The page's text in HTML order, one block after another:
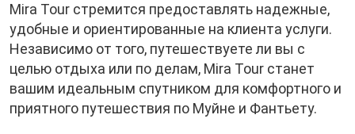
Mira Tour стремится предоставлять надежные,
удобные и ориентированные на клиента услуги.
Независимо от того, путешествуете ли вы с
целью отдыха или по делам, Mira Tour станет
вашим идеальным спутником для комфортного и
приятного путешествия по Муйне и Фантьету.